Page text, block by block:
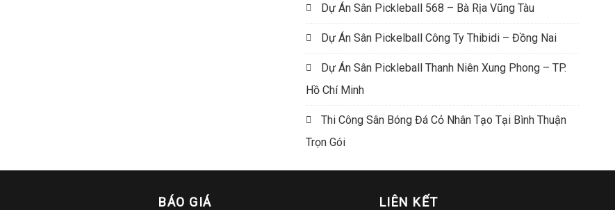
Dự Án Sân Pickleball 568 – Bà Rịa Vũng Tàu
Dự Án Sân Pickelball Công Ty Thibidi – Đồng Nai
Dự Án Sân Pickleball Thanh Niên Xung Phong – TP.
Hồ Chí Minh
Thi Công Sân Bóng Đá Cỏ Nhân Tạo Tại Bình Thuận
Trọn Gói
BÁO GIÁ LIÊN KẾT